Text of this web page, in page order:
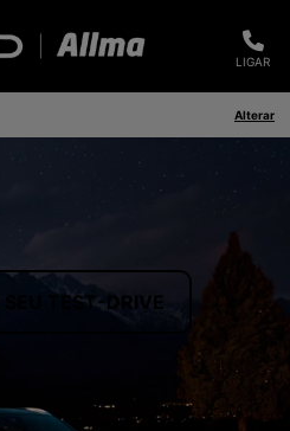
LIGAR
Alterar
TEST-DRIVE